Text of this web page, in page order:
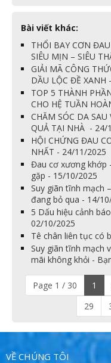
Bài viết khác:
THỔI BAY CƠN
SIÊU MỊN – SIÊU
GIẢI MÃ CÔNG
DẦU LỘC ĐỀ XANH
TOP 5 THÀNH
CHO HỆ TUẦN
CHĂM SÓC DA
QUẢ TẠI NHÀ - 24/
HỘI CHỨNG ĐAU
NHẤT - 24/11/2025
Đau cơ xương khớp
gặp - 15/10/2025
Suy giãn tĩnh mạch
đang bỏ qua - 14/
5 Dấu hiệu cảnh
02/10/2025
Tê chân liên tục có
Suy giãn tĩnh mạch
mãi không khỏi -
Page 1 / 30 1
29
VỀ CHÚNG TÔI